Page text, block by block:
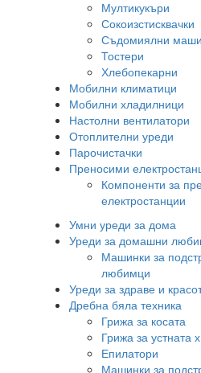
Мултикукъри
Сокоизстисквачки
Съдомиялни
Тостери
Хлебопекарни
Мобилни климатици
Мобилни хладилници
Настолни вентилатори
Отоплителни уреди
Парочистачки
Преносими
Компоненти за
електростанции
Умни уреди за дома
Уреди за домашни
Машинки за
любимци
Уреди за здраве и
Дребна бяла техника
Грижа за косата
Грижа за устната
Епилатори
Машинки за